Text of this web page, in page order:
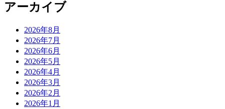
アーカイブ
2026年8月
2026年7月
2026年6月
2026年5月
2026年4月
2026年3月
2026年2月
2026年1月